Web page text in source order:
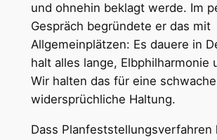
und ohnehin beklagt werde. Im
Gespräch begründete er das mit
Allgemeinplätzen: Es dauere in
halt alles lange, Elbphilharmonie
Wir halten das für eine
widersprüchliche Haltung.
Dass Planfeststellungsverfahren